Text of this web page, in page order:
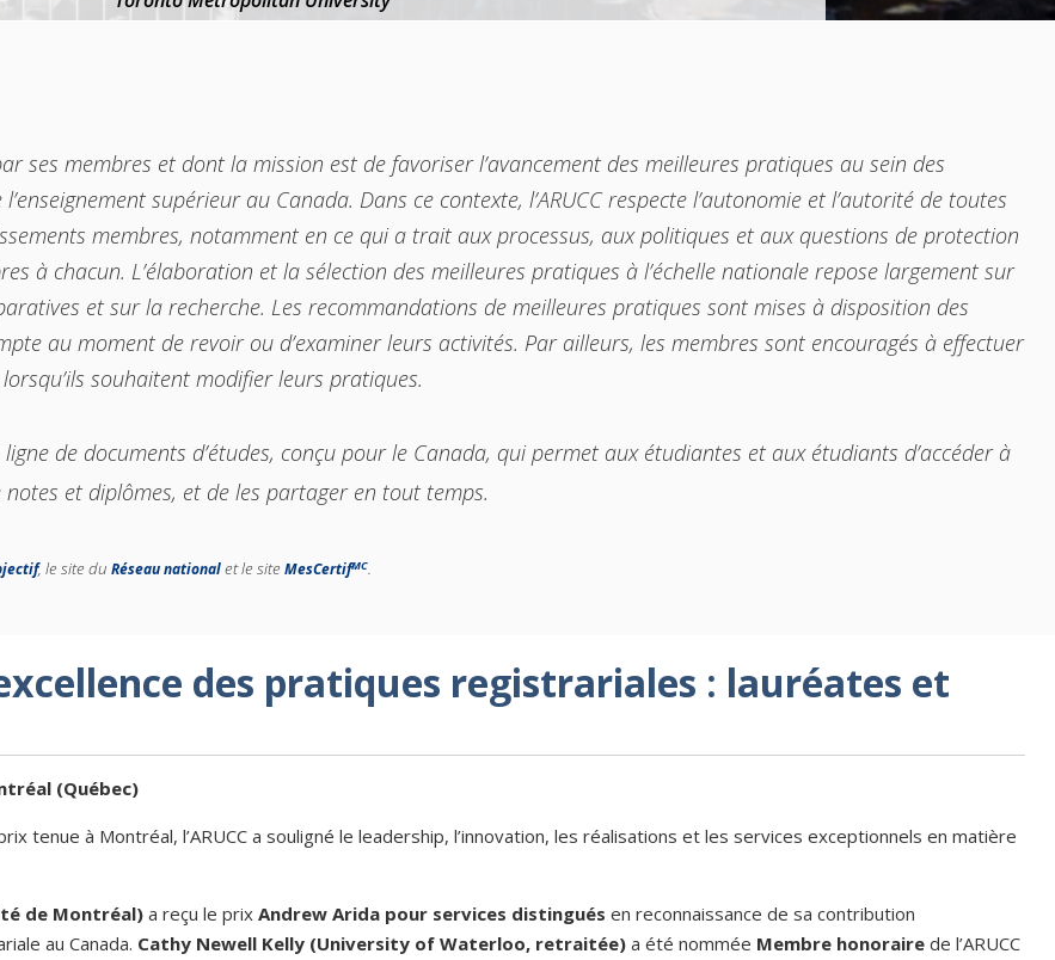
ses membres et dont la mission est de favoriser l’avancement des meilleures pratiques au sein des
supérieur au Canada. Dans ce contexte, l’ARUCC respecte l’autonomie et l’autorité de toutes
membres, notamment en ce qui a trait aux processus, aux politiques et aux questions de protection
à chacun. L’élaboration et la sélection des meilleures pratiques à l’échelle nationale repose largement sur
et sur la recherche. Les recommandations de meilleures pratiques sont mises à disposition des
au moment de revoir ou d’examiner leurs activités. Par ailleurs, les membres sont encouragés à effectuer
souhaitent modifier leurs pratiques.
de documents d’études, conçu pour le Canada, qui permet aux étudiantes et aux étudiants d’accéder à
et diplômes, et de les partager en tout temps.
, le site du Réseau nationalet le site MesCertifMC.
des pratiques registrariales : lauréates et
(Québec)
tenue à Montréal, l’ARUCC a souligné le leadership, l’innovation, les réalisations et les services exceptionnels en matière
de Montréal) a reçu le prix Andrew Arida pour services distingués en reconnaissance de sa contribution
au Canada. Cathy Newell Kelly (University of Waterloo, retraitée) a été nommée Membre honoraire de l’ARUCC